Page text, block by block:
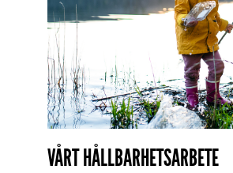
VÅRT HÅLLBARHETSARBETE